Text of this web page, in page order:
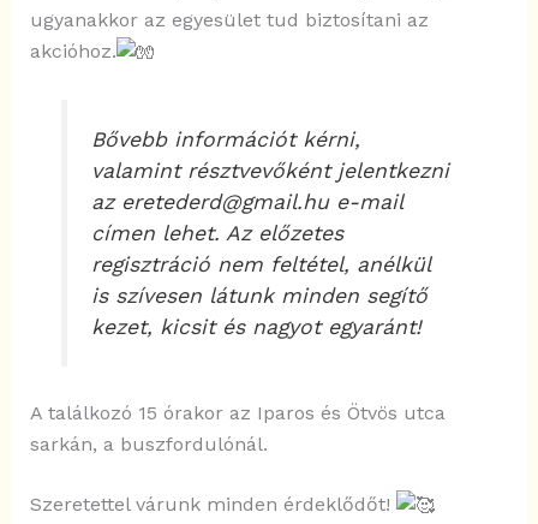
ugyanakkor az egyesület tud biztosítani az
akcióhoz.
Bővebb információt kérni,
valamint résztvevőként jelentkezni
az eretederd@gmail.hu e-mail
címen lehet. Az előzetes
regisztráció nem feltétel, anélkül
is szívesen látunk minden segítő
kezet, kicsit és nagyot egyaránt!
A találkozó 15 órakor az Iparos és Ötvös utca
sarkán, a buszfordulónál.
Szeretettel várunk minden érdeklődőt!